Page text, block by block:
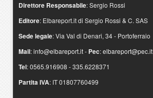
Direttore Responsabile: Sergio Rossi
Editore: Elbareport.it di Sergio Rossi & C. SAS
Sede legale: Via Val di Denari, 34 - Portoferraio
Mail:info@elbareport.it- Pec:elbareport@pec.it
Tel: 0565.916908 - 335.6228371
Partita IVA: IT 01807760499